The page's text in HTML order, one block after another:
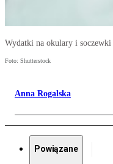
Wydatki na okulary i
Foto: Shutterstock
Anna Rogalska
Powiązane